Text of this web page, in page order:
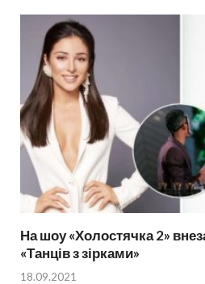
На шоу «Холостячка 2»
«Танців з зірками»
18.09.2021